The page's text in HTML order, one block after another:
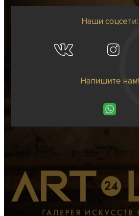
Наши соцсети:
Напишите нам!